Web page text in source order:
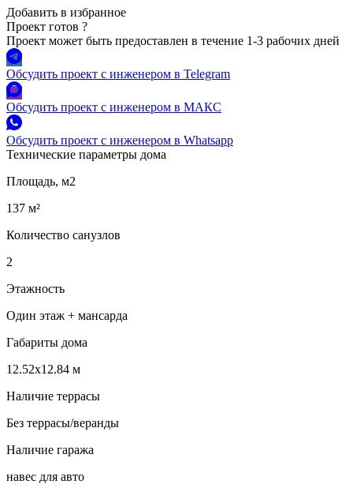
Добавить в избранное
Проект готов ?
Проект может быть предоставлен в течение 1-3 рабочих дней
Обсудить проект с инженером в Telegram
Обсудить проект с инженером в МАКС
Обсудить проект с инженером в Whatsapp
Технические параметры дома
Площадь, м2
137 м²
Количество санузлов
2
Этажность
Один этаж + мансарда
Габариты дома
12.52х12.84 м
Наличие террасы
Без террасы/веранды
Наличие гаража
навес для авто